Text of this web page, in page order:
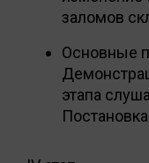
заломов
Основные
этапа